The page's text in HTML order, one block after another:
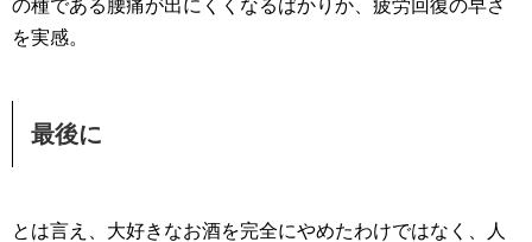
の種である腰痛が出にくくなるばかりか、疲労回復の早さ
を実感。
最後に
とは言え、大好きなお酒を完全にやめたわけではなく、人